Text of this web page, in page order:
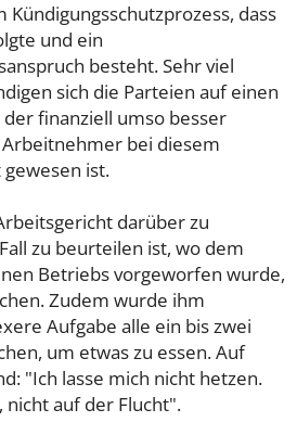
Kündigungsschutzprozess, dass
und ein
besteht. Sehr viel
sich die Parteien auf einen
finanziell umso besser
bei diesem
ist.
darüber zu
zu beurteilen ist, wo dem
Betriebs vorgeworfen wurde,
Zudem wurde ihm
Aufgabe alle ein bis zwei
um etwas zu essen. Auf
"Ich lasse mich nicht hetzen.
nicht auf der Flucht".